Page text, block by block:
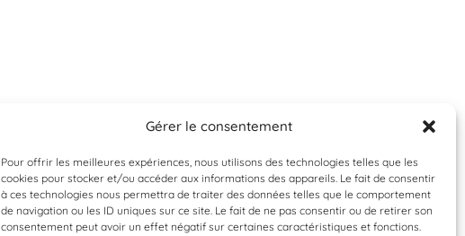
Gérer le consentement
Pour offrir les meilleures expériences, nous utilisons des technologies telles que les
cookies pour stocker et/ou accéder aux informations des appareils. Le fait de consentir
à ces technologies nous permettra de traiter des données telles que le comportement
de navigation ou les ID uniques sur ce site. Le fait de ne pas consentir ou de retirer son
consentement peut avoir un effet négatif sur certaines caractéristiques et fonctions.